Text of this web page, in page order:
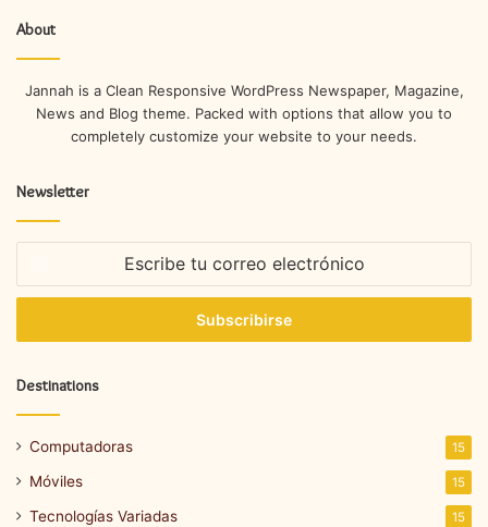
About
Jannah is a Clean Responsive WordPress Newspaper, Magazine,
News and Blog theme. Packed with options that allow you to
completely customize your website to your needs.
Newsletter
correo
Destinations
Computadoras 15
Móviles 15
Tecnologías Variadas 15